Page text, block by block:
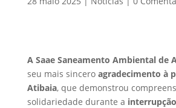
A Saae Saneamento Ambiental de
seu mais sincero agradecimento à
Atibaia, que demonstrou
solidariedade durante a